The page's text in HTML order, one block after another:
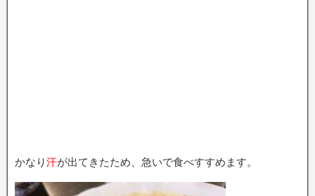
かなり汗が出てきたため、急いで食べすすめます。